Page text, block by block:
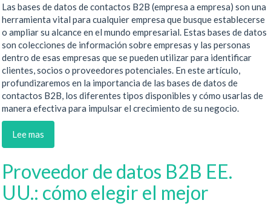
Las bases de datos de contactos B2B (empresa a empresa) son una
herramienta vital para cualquier empresa que busque establecerse
o ampliar su alcance en el mundo empresarial. Estas bases de datos
son colecciones de información sobre empresas y las personas
dentro de esas empresas que se pueden utilizar para identificar
clientes, socios o proveedores potenciales. En este artículo,
profundizaremos en la importancia de las bases de datos de
contactos B2B, los diferentes tipos disponibles y cómo usarlas de
manera efectiva para impulsar el crecimiento de su negocio.
Lee mas
Proveedor de datos B2B EE.
UU.: cómo elegir el mejor